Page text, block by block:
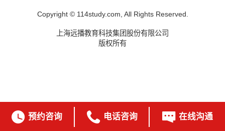
Copyright © 114study.com, All Rights Reserved.
上海远播教育科技集团股份有限公司
版权所有
 预约咨询  电话咨询  在线沟通